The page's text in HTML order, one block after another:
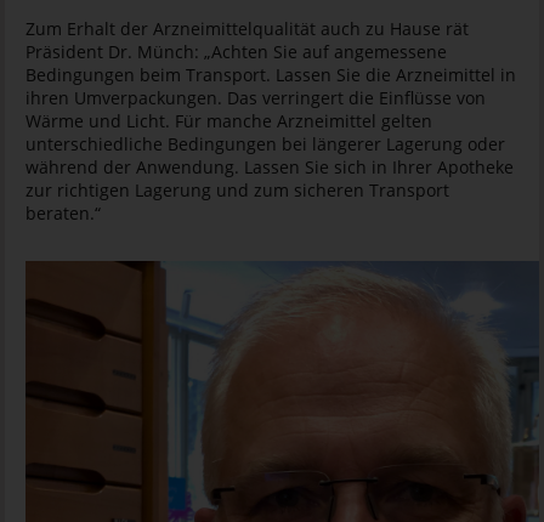
Zum Erhalt der Arzneimittelqualität auch zu Hause rät
Präsident Dr. Münch: „Achten Sie auf angemessene
Bedingungen beim Transport. Lassen Sie die Arzneimittel in
ihren Umverpackungen. Das verringert die Einflüsse von
Wärme und Licht. Für manche Arzneimittel gelten
unterschiedliche Bedingungen bei längerer Lagerung oder
während der Anwendung. Lassen Sie sich in Ihrer Apotheke
zur richtigen Lagerung und zum sicheren Transport
beraten.“